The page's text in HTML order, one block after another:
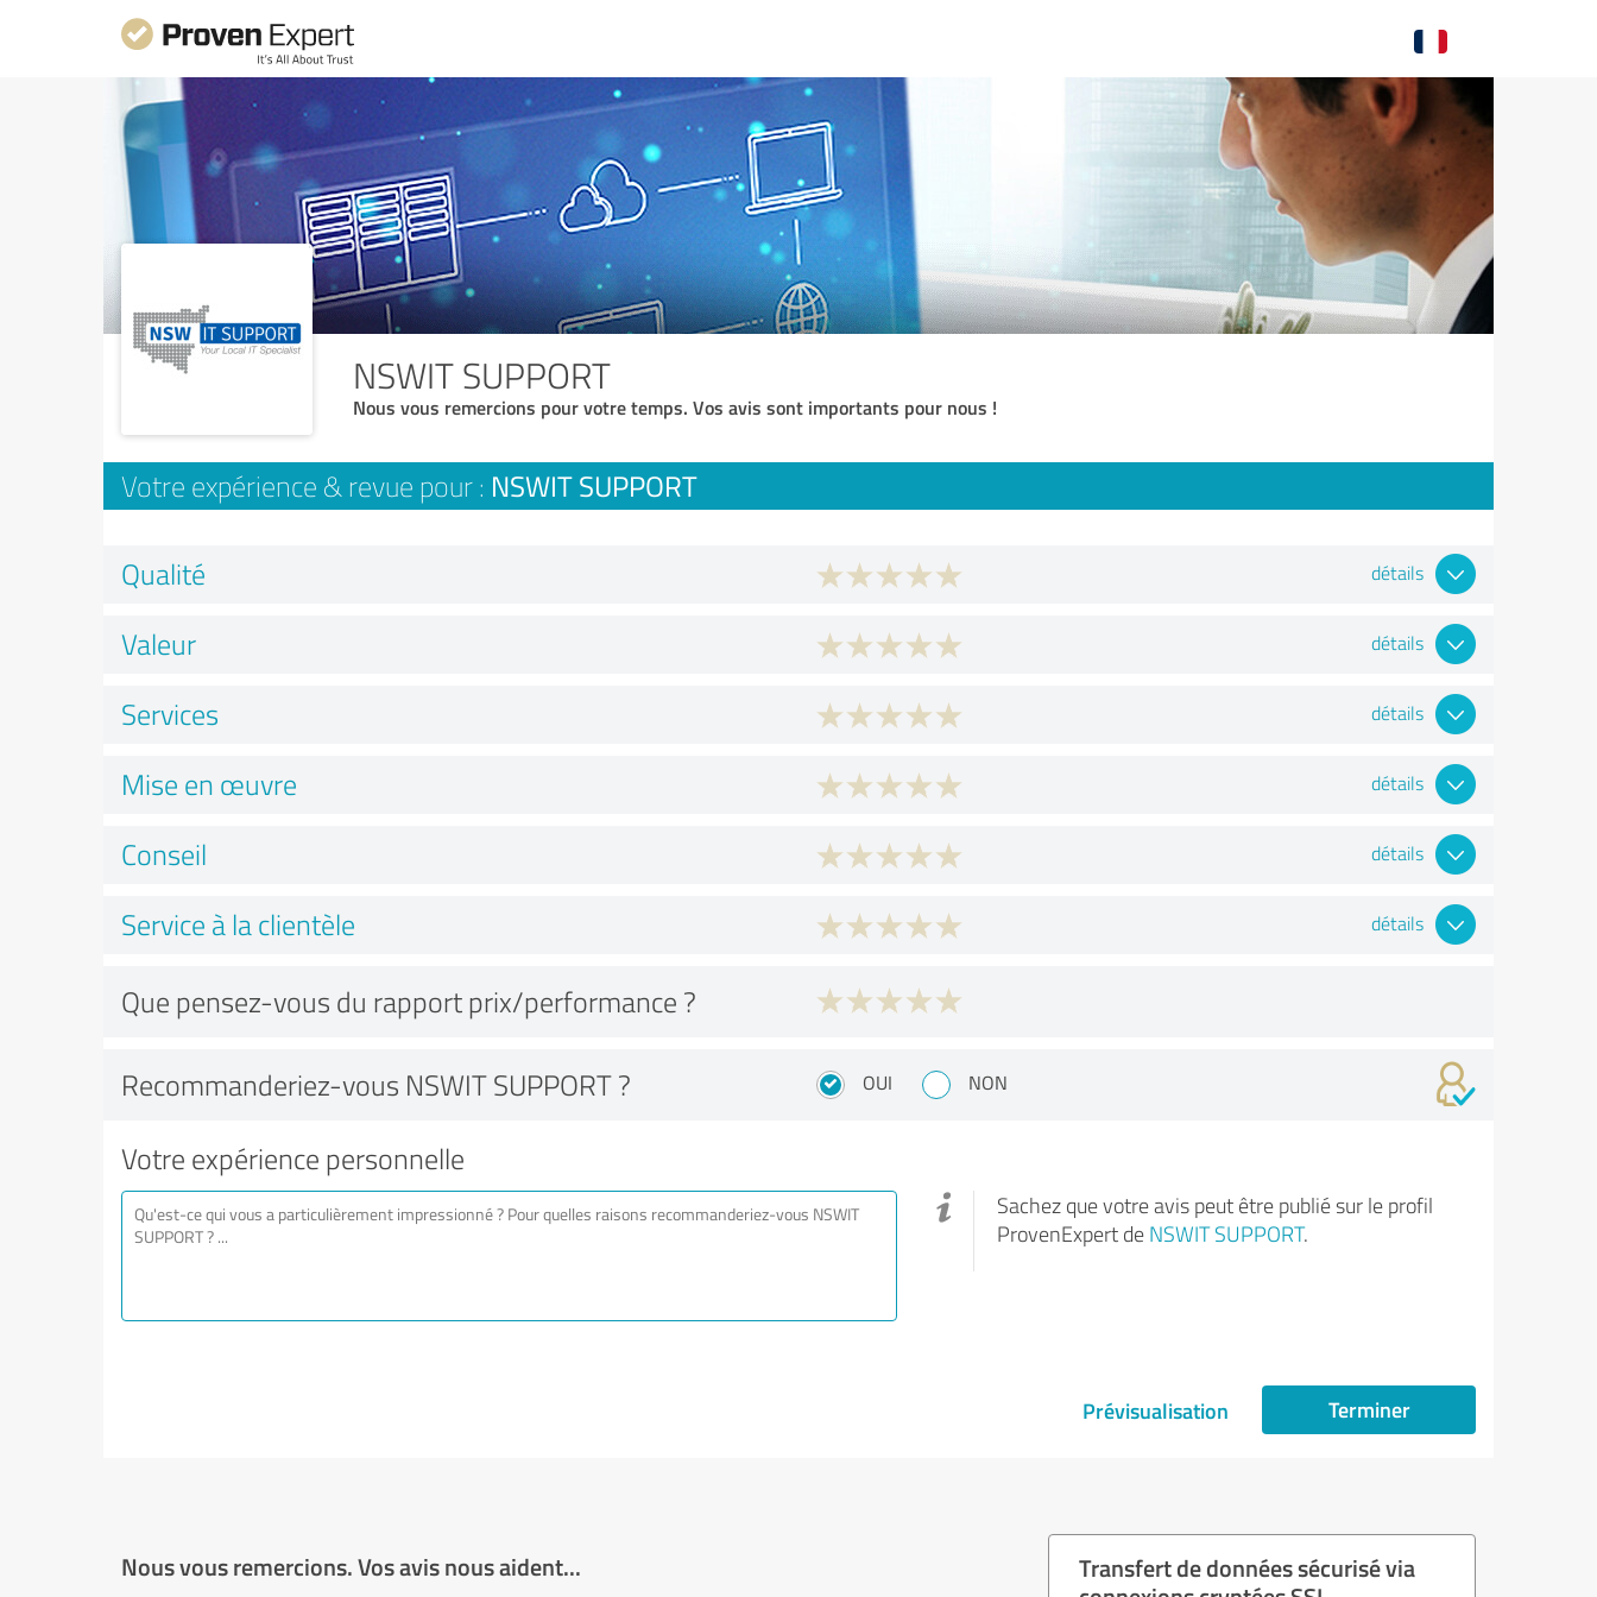
NSWIT SUPPORT
Nous vous remercions pour votre temps. Vos avis sont importants pour nous !
Votre expérience & revue pour : NSWIT SUPPORT
Qualité détails
Valeur détails
Services détails
Mise en œuvre détails
Conseil détails
Service à la clientèle détails
Que pensez-vous du rapport prix/performance ?
Recommanderiez-vous NSWIT SUPPORT ? OUI NON
Votre expérience personnelle
Sachez que votre avis peut être publié sur le profil
ProvenExpert de NSWIT SUPPORT.
Prévisualisation Terminer
Nous vous remercions. Vos avis nous aident...
Transfert de données sécurisé via